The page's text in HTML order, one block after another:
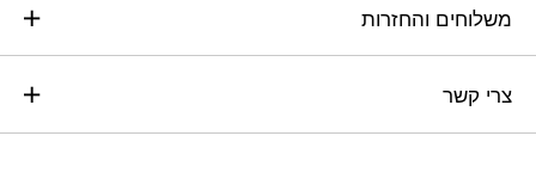
משלוחים והחזרות
צרי קשר